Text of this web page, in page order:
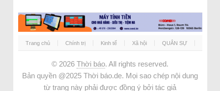
Trang chủ Chính trị Kinh tế Xã hội QUÂN SỰ
© 2026 Thời báo. All rights reserved.
Bản quyền @2025 Thời báo.de. Mọi sao chép nội dung
từ trang này phải được đồng ý bởi tác giả